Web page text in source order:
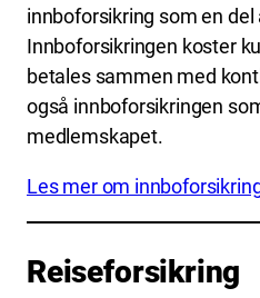
innboforsikring som en
Innboforsikringen koster
betales sammen med
også innboforsikringen
medlemskapet.
Les mer om
Reiseforsikring